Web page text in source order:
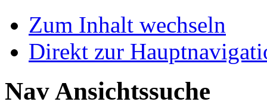
Zum Inhalt wechseln
Direkt zur
Nav Ansichtssuche